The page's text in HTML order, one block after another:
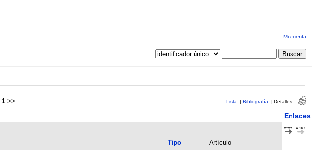
Mi cuenta
1 >> Lista | Bibliografía | Detalles
Enlaces
Tipo
Artículo